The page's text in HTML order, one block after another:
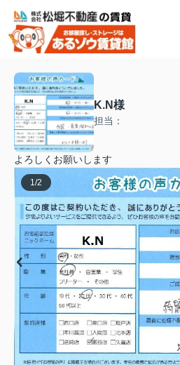
K.N様
担当：
よろしくお願いします
1/2